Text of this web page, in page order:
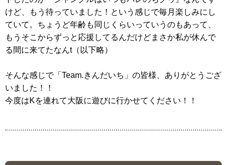
けど、もう待っていました！という感じで毎月楽しみにし
ていて。ちょうど年齢も同じくらいっていうのもあって、
もうそこからずっと応援してるんだけどまさか私が休んで
る間に来てたなんt（以下略）
そんな感じで「Team.きんだいち」の皆様、ありがとうござ
いました！！
今度はKを連れて大阪に遊びに行かせてください！！